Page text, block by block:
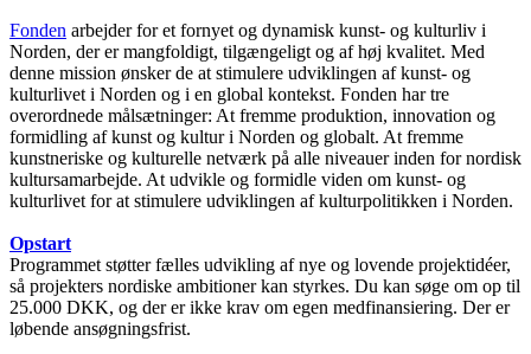
Fonden arbejder for et fornyet og dynamisk kunst- og kulturliv i
Norden, der er mangfoldigt, tilgængeligt og af høj kvalitet. Med
denne mission ønsker de at stimulere udviklingen af kunst- og
kulturlivet i Norden og i en global kontekst. Fonden har tre
overordnede målsætninger: At fremme produktion, innovation og
formidling af kunst og kultur i Norden og globalt. At fremme
kunstneriske og kulturelle netværk på alle niveauer inden for nordisk
kultursamarbejde. At udvikle og formidle viden om kunst- og
kulturlivet for at stimulere udviklingen af kulturpolitikken i Norden.
Opstart
Programmet støtter fælles udvikling af nye og lovende projektidéer,
så projekters nordiske ambitioner kan styrkes. Du kan søge om op til
25.000 DKK, og der er ikke krav om egen medfinansiering. Der er
løbende ansøgningsfrist.